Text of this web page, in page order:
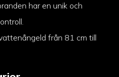
har en unik och
från 81 cm till